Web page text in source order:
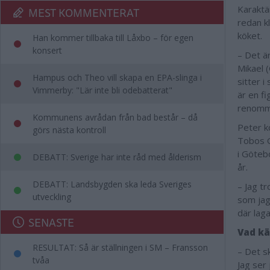
MEST KOMMENTERAT
Han kommer tillbaka till Låxbo – för egen
konsert
Hampus och Theo vill skapa en EPA-slinga i
Vimmerby: "Lär inte bli odebatterat"
Kommunens avrådan från bad består – då
görs nästa kontroll
DEBATT: Sverige har inte råd med ålderism
DEBATT: Landsbygden ska leda Sveriges
utveckling
SENASTE
RESULTAT: Så är ställningen i SM – Fransson
tvåa
redan
köket.
– Det
Mikael
sitter i
är en
Peter
Tobos
i
år.
– Jag
som
där
Vad
– Det
Jag